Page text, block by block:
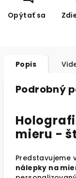
Opýtať sa
Popis
Podrobný
mieru -
Predstavujeme
nálepky na